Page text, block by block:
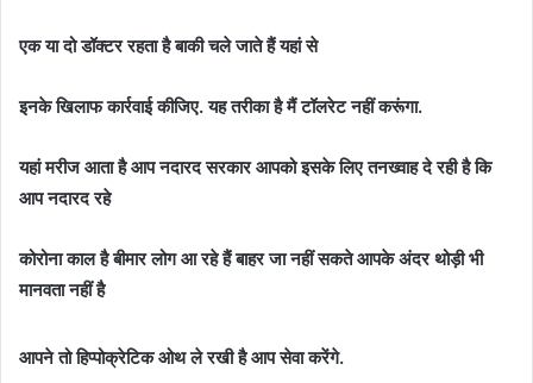
एक या दो डॉक्टर रहता है बाकी चले जाते हैं यहां से
इनके खिलाफ कार्रवाई कीजिए. यह तरीका है मैं टॉलरेट नहीं करूंगा.
यहां मरीज आता है आप नदारद सरकार आपको इसके लिए तनख्वाह दे रही है कि
आप नदारद रहे
कोरोना काल है बीमार लोग आ रहे हैं बाहर जा नहीं सकते आपके अंदर थोड़ी भी
मानवता नहीं है
आपने तो हिप्पोक्रेटिक ओथ ले रखी है आप सेवा करेंगे.